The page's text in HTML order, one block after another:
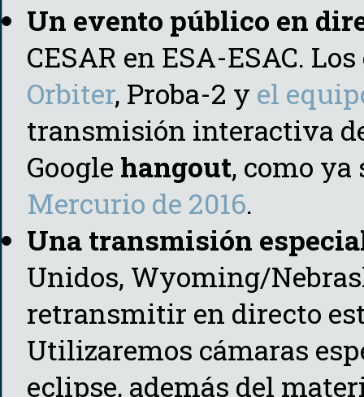
Un evento público en
CESAR en ESA-ESAC.
Orbiter, Proba-2 y el
transmisión interactiva
Google hangout, como
Mercurio de 2016.
Una transmisión
Unidos, Wyoming/
retransmitir en directo
Utilizaremos cámaras
eclipse, además del